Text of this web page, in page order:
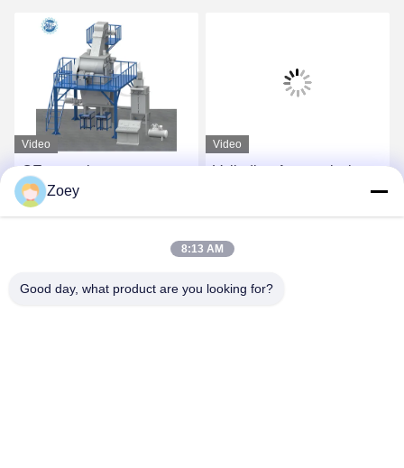
Video
CE-spanning aangepaste
droge mengsel poeder
mortel mengmachine
mixer keramische tegels
Video
Volledige Automatische
voor Tegelkleefstof en
Zoey
8:13 AM
Good day, what product are you looking for?